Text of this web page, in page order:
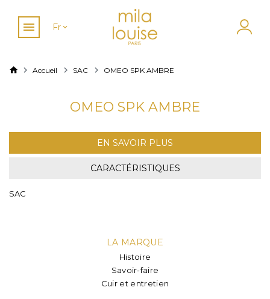
Fr
Accueil SAC OMEO SPK AMBRE
OMEO SPK AMBRE
EN SAVOIR PLUS
CARACTÉRISTIQUES
SAC
LA MARQUE
Histoire
Savoir-faire
Cuir et entretien